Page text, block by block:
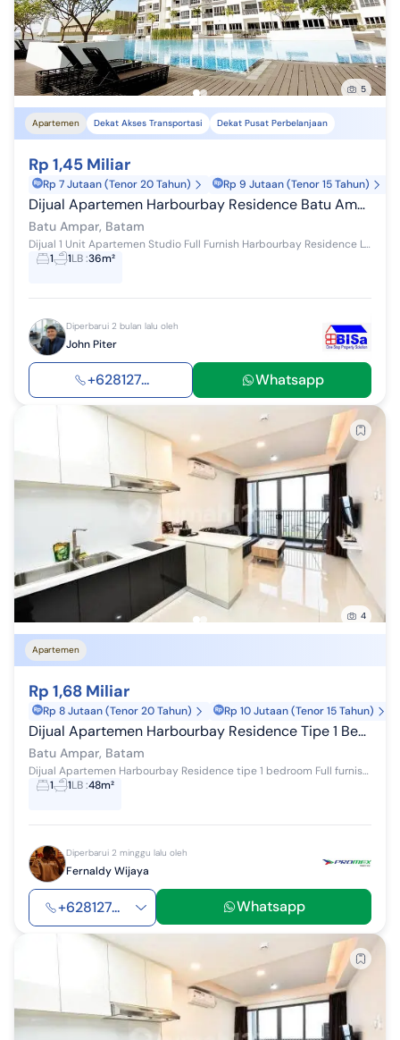
5
Apartemen Dekat Akses Transportasi Dekat Pusat Perbelanjaan
Rp 1,45 Miliar
Rp 7 Jutaan (Tenor 20 Tahun) Rp 9 Jutaan (Tenor 15 Tahun)
Dijual Apartemen Harbourbay Residence Batu Ampar Batam Apartemen Harbour Bay Residence 1 Kamar Tidur Furnished
Batu Ampar, Batam
Dijual 1 Unit Apartemen Studio Full Furnish Harbourbay Residence Lt11 no 20 1 KT 1 KM Luas 36 m² View City Dan Sea Full Furnish Listrik 25A Wto 2...
1
1LB:36m²
Diperbarui 2 bulan lalu oleh
John Piter
+628127... Whatsapp
4
Apartemen
Rp 1,68 Miliar
Rp 8 Jutaan (Tenor 20 Tahun) Rp 10 Jutaan (Tenor 15 Tahun)
Dijual Apartemen Harbourbay Residence Tipe 1 Bedroom
Batu Ampar, Batam
Dijual Apartemen Harbourbay Residence tipe 1 bedroom Full furnished Sea view , Lantai 21 Luas bangunan 48 m2 Harga 1.6M info survey hubungi :...
1
1LB:48m²
Diperbarui 2 minggu lalu oleh
Fernaldy Wijaya
+628127... Whatsapp